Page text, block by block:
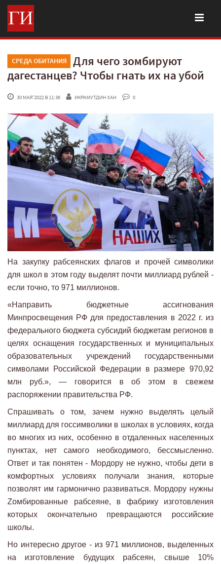
СРЕДА ОБИТАНИЯ
Для чего зомбируют
дагестанцев? Чтобы гнать их на убой
30 МАЯ'2022 В 11:36 ИКРАМУТДИН ХАН 0
На закупку рабсеянских флагов и прочей символики
для школ в этом году выделят почти миллиард рублей -
если точно, то 971 миллионов.
«Направить бюджетные ассигнования
Минпросвещения РФ для предоставления в 2022 г. из
федерального бюджета субсидий бюджетам регионов в
целях оснащения государственных и муниципальных
образовательных учреждений государственными
символами Российской Федерации в размере 970,92
млн руб.», — говорится в об этом в свежем
распоряжении правительства РФ.
Спрашивать о том, зачем нужно выделять целый
миллиард для госсимволики в школах в условиях, когда
во многих из них, особенно в отдаленных населенных
пунктах, нет самого необходимого, бессмысленно.
Ответ и так понятен - Мордору не нужно, чтобы дети в
комфортных условиях получали знания, которые
позволят им гармонично развиваться. Мордору нужны
Zомбированные рабсеяне, в фабрику изготовления
которых окончательно превращаются российские
школы.
Но интересно другое - из 971 миллионов, выделенных
на изготовление будущих рабсеян, свыше 10%